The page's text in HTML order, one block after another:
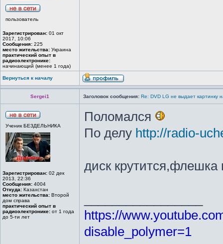
пользователь
Зарегистрирован: 01 окт
2017, 10:06
Сообщения: 225
место жительства: Украина
практический опыт в
радиоэлектронике:
начинающий (менее 1 года)
Вернуться к началу
Sergei1 Заголовок сообщения: Re: DVD LG не выдает картинку
Ученик БЕЗДЕЛЬНИКА
Зарегистрирован: 02 дек
2013, 22:36
Сообщения: 4004
Откуда: Казахстан
место жительства: Второй
дом справа
практический опыт в
радиоэлектронике: от 1 года
до 5-ти лет
Поломался
По делу http://radio-
диск крутится,флешка
https://
disable_polymer=1